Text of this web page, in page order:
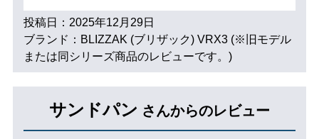
投稿日：2025年12月29日
ブランド：BLIZZAK (ブリザック) VRX3 (※旧モデル
または同シリーズ商品のレビューです。)
サンドパン さんからのレビュー